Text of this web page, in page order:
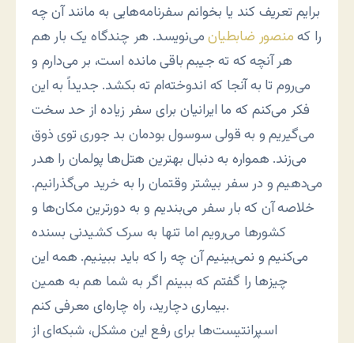
برایم تعریف کند یا بخوانم سفرنامه‌هایی به مانند آن چه
را کهمنصور ضابطیانمی‌نویسد. هر چندگاه یک بار هم
هر آنچه که ته جیبم باقی مانده است، بر می‌دارم و
می‌روم تا به آنجا که اندوخته‌ام ته بکشد. جدیداً به این
فکر می‌کنم که ما ایرانیان برای سفر زیاده از حد سخت
می‌گیریم و به قولی سوسول بودمان بد جوری توی ذوق
می‌زند. همواره به دنبال بهترین هتل‌ها پولمان را هدر
می‌دهیم و در سفر بیشتر وقتمان را به خرید می‌گذرانیم.
خلاصه آن که بار سفر می‌بندیم و به دورترین مکان‌ها و
کشورها می‌رویم اما تنها به سرک کشیدنی بسنده
می‌کنیم و نمی‌بینیم آن چه را که باید ببینیم. همه این
چیزها را گفتم که ببینم اگر به شما هم به همین
بیماری دچارید، راه چاره‌ای معرفی کنم.
اسپرانتیست‌ها برای رفع این مشکل، شبکه‌ای از